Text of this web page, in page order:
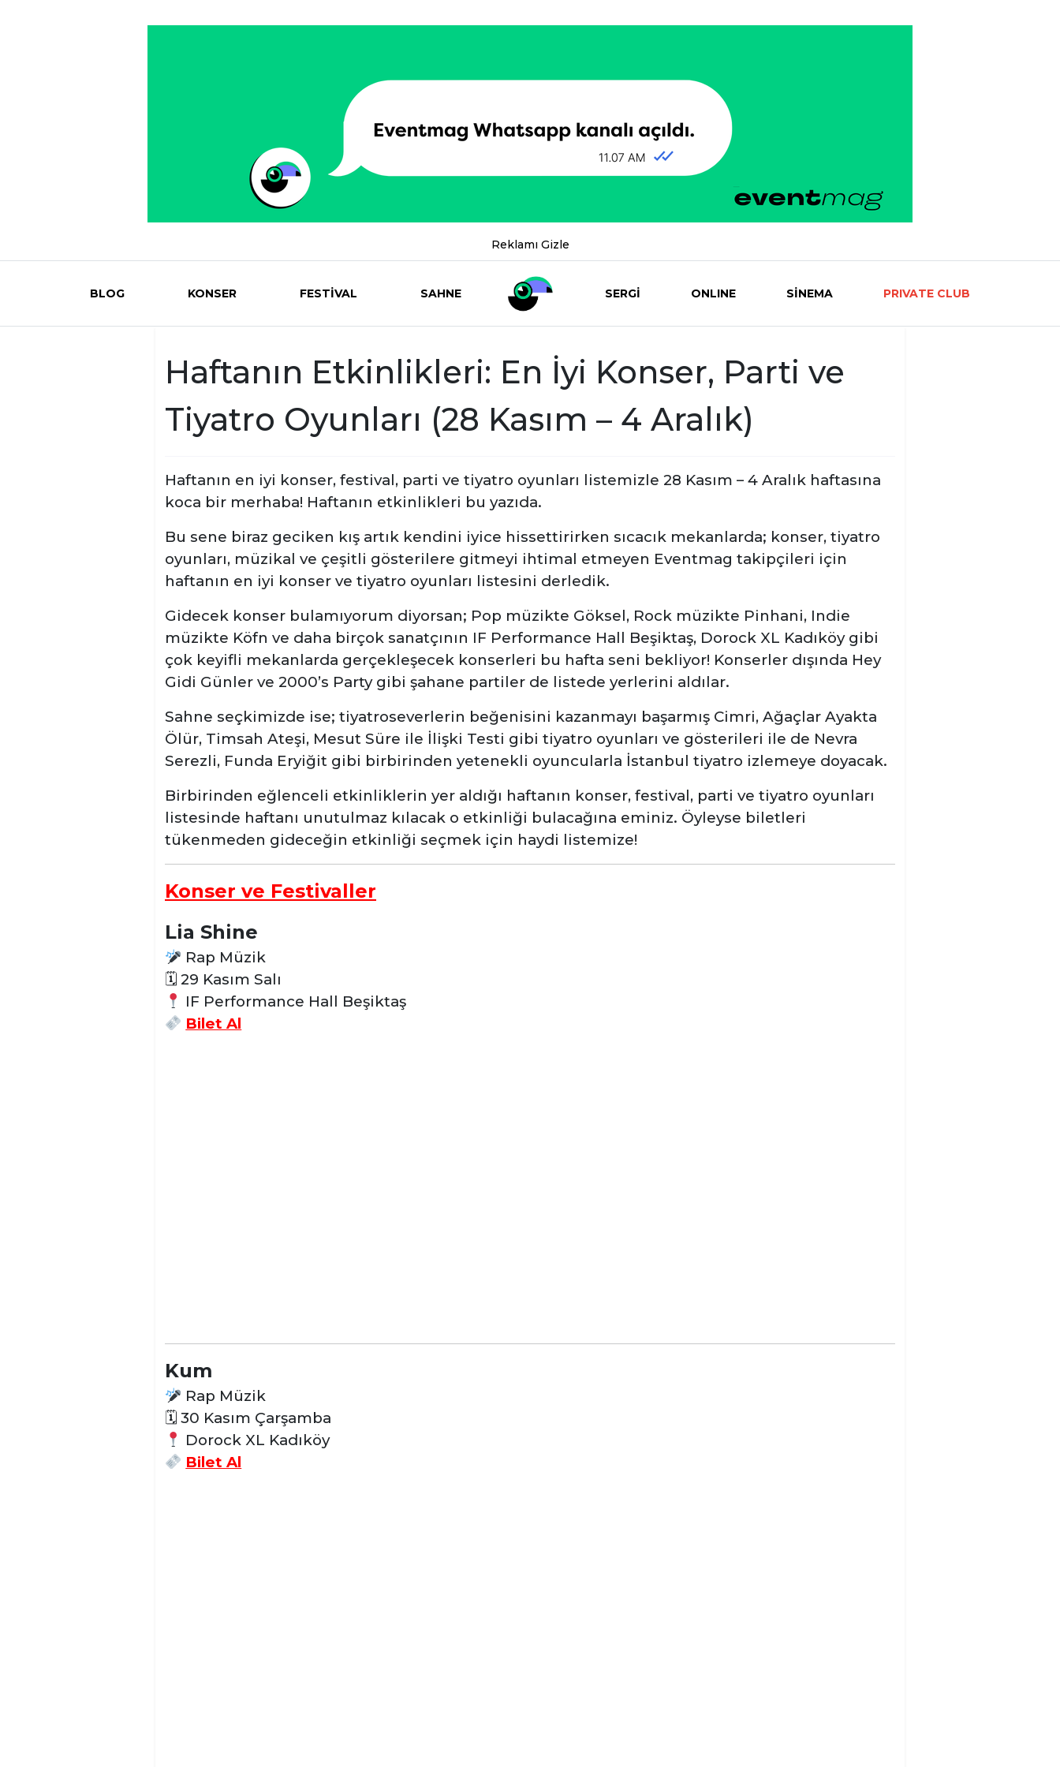
Reklamı Gizle
Eventmag
BLOG KONSER FESTİVAL SAHNE SERGİ ONLINE SİNEMA PRIVATE CLUB
Haftanın Etkinlikleri: En İyi Konser, Parti ve
Tiyatro Oyunları (28 Kasım – 4 Aralık)
Haftanın en iyi konser, festival, parti ve tiyatro oyunları listemizle 28 Kasım – 4 Aralık haftasına
koca bir merhaba! Haftanın etkinlikleri bu yazıda.
Bu sene biraz geciken kış artık kendini iyice hissettirirken sıcacık mekanlarda; konser, tiyatro
oyunları, müzikal ve çeşitli gösterilere gitmeyi ihtimal etmeyen Eventmag takipçileri için
haftanın en iyi konser ve tiyatro oyunları listesini derledik.
Gidecek konser bulamıyorum diyorsan; Pop müzikte Göksel, Rock müzikte Pinhani, Indie
müzikte Köfn ve daha birçok sanatçının IF Performance Hall Beşiktaş, Dorock XL Kadıköy gibi
çok keyifli mekanlarda gerçekleşecek konserleri bu hafta seni bekliyor! Konserler dışında Hey
Gidi Günler ve 2000’s Party gibi şahane partiler de listede yerlerini aldılar.
Sahne seçkimizde ise; tiyatroseverlerin beğenisini kazanmayı başarmış Cimri, Ağaçlar Ayakta
Ölür, Timsah Ateşi, Mesut Süre ile İlişki Testi gibi tiyatro oyunları ve gösterileri ile de Nevra
Serezli, Funda Eryiğit gibi birbirinden yetenekli oyuncularla İstanbul tiyatro izlemeye doyacak.
Birbirinden eğlenceli etkinliklerin yer aldığı haftanın konser, festival, parti ve tiyatro oyunları
listesinde haftanı unutulmaz kılacak o etkinliği bulacağına eminiz. Öyleyse biletleri
tükenmeden gideceğin etkinliği seçmek için haydi listemize!
Konser ve Festivaller
Lia Shine
Rap Müzik
🗓 29 Kasım Salı
IF Performance Hall Beşiktaş
Bilet Al
Kum
Rap Müzik
🗓 30 Kasım Çarşamba
Dorock XL Kadıköy
Bilet Al